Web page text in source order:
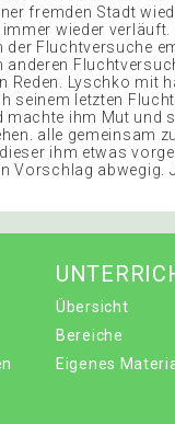
fremden Stadt
wieder verläuft.
der Fluchtversuche
anderen
Reden. Lyschko mit
seinem letzten
machte ihm Mut und
alle gemeinsam
ihm etwas
Vorschlag abwegig.
Übersicht
Bereiche
Eigenes